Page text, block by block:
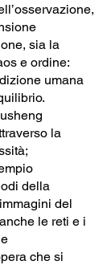
sia la
e ordine:
umana
la
della
del
le reti e i
che si